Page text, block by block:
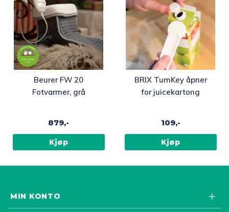
Beurer FW 20
Fotvarmer, grå
879,-
Kjøp
BRIX TurnKey åpner
for juicekartong
109,-
Kjøp
MIN KONTO